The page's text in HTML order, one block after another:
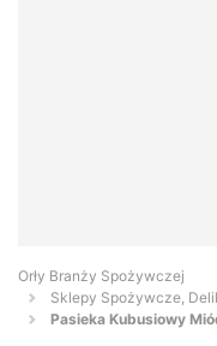
Orły Branży Spożywczej
Sklepy Spożywcze,
Pasieka Kubusiowy